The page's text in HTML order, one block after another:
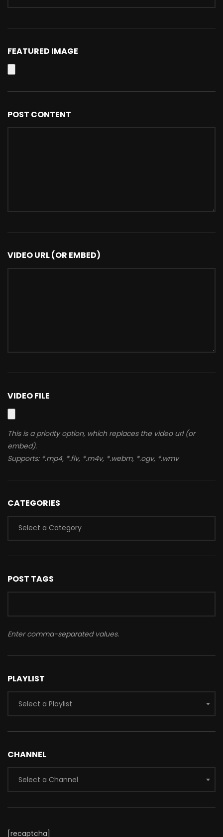
FEATURED IMAGE
POST CONTENT
VIDEO URL (OR EMBED)
VIDEO FILE
This is a priority option, which replaces the video url (or
embed).
Supports: *.mp4, *.flv, *.m4v, *.webm, *.ogv, *.wmv
CATEGORIES
POST TAGS
Enter comma-separated values.
PLAYLIST
Select a Playlist
CHANNEL
Select a Channel
[recaptcha]